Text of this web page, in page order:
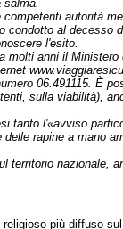
autorità
al decesso
l'esito.
anni il
06.491115. È
sulla viabilità),
tanto l'«avviso
rapine a mano
territorio nazionale,
più diffuso